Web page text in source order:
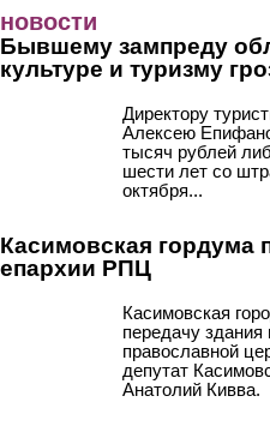
новости
Бывшему зампреду
культуре и туризму
Директору
Алексею
тысяч рублей
шести лет со
октября...
Касимовская гордума
епархии РПЦ
Касимовская
передачу
православной
депутат
Анатолий Кивва.